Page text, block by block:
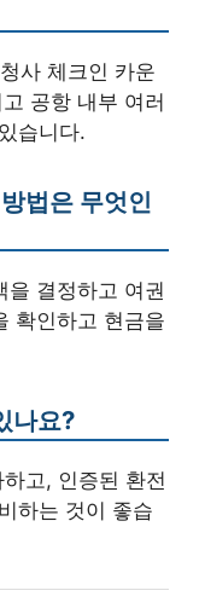
사 체크인 카운
공항 내부 여러
습니다.
법은 무엇인
결정하고 여권
확인하고 현금을
나요?
고, 인증된 환전
하는 것이 좋습